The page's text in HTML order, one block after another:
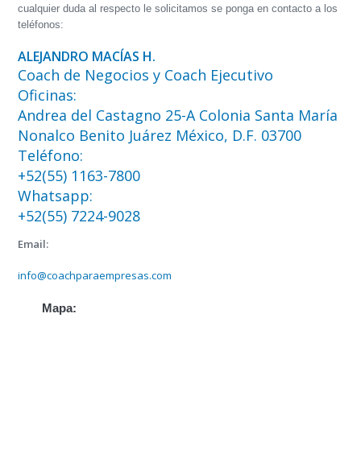
cualquier duda al respecto le solicitamos se ponga en contacto a los
teléfonos:
ALEJANDRO MACÍAS H.
Coach de Negocios y Coach Ejecutivo
Oficinas:
Andrea del Castagno 25-A Colonia Santa María
Nonalco Benito Juárez México, D.F. 03700
Teléfono:
+52(55) 1163-7800
Whatsapp:
+52(55) 7224-9028
Email:
info@coachparaempresas.com
Mapa: